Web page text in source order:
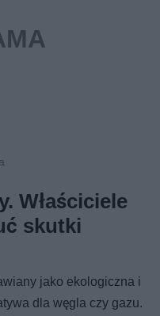
Właściciele
skutki
jako ekologiczna i
dla węgla czy gazu.